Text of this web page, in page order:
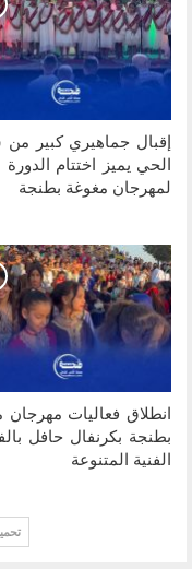
إقبال جماهيري كبير من
الحي يميز اختتام الدورة
لمهرجان مغوغة بطنجة
انطلاق فعاليات مهرجان
بطنجة بكرنفال حافل
الفنية المتنوعة